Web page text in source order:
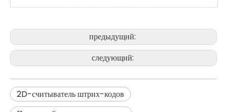
предыдущий:
следующий:
2D-считыватель штрих-кодов